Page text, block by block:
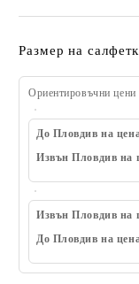
Размер на
Ориентировъчни цени
До Пловдив на
Извън Пловдив на
Извън Пловдив на
До Пловдив на